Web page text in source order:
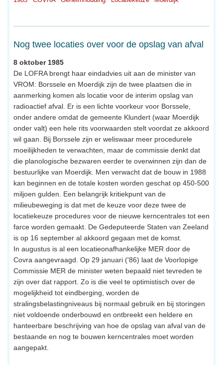
Nog twee locaties over voor de opslag van afval
8 oktober 1985
De LOFRA brengt haar eindadvies uit aan de minister van
VROM: Borssele en Moerdijk zijn de twee plaatsen die in
aanmerking komen als locatie voor de interim opslag van
radioactief afval. Er is een lichte voorkeur voor Borssele,
onder andere omdat de gemeente Klundert (waar Moerdijk
onder valt) een hele rits voorwaarden stelt voordat ze akkoord
wil gaan. Bij Borssele zijn er weliswaar meer procedurele
moeilijkheden te verwachten, maar de commissie denkt dat
die planologische bezwaren eerder te overwinnen zijn dan de
bestuurlijke van Moerdijk. Men verwacht dat de bouw in 1988
kan beginnen en de totale kosten worden geschat op 450-500
miljoen gulden. Een belangrijk kritiekpunt van de
milieubeweging is dat met de keuze voor deze twee de
locatiekeuze procedures voor de nieuwe kerncentrales tot een
farce worden gemaakt. De Gedeputeerde Staten van Zeeland
is op 16 september al akkoord gegaan met de komst.
In augustus is al een locatieonafhankelijke MER door de
Covra aangevraagd. Op 29 januari ('86) laat de Voorlopige
Commissie MER de minister weten bepaald niet tevreden te
zijn over dat rapport. Zo is die veel te optimistisch over de
mogelijkheid tot eindberging, worden de
stralingsbelastingniveaus bij normaal gebruik en bij storingen
niet voldoende onderbouwd en ontbreekt een heldere en
hanteerbare beschrijving van hoe de opslag van afval van de
bestaande en nog te bouwen kerncentrales moet worden
aangepakt.